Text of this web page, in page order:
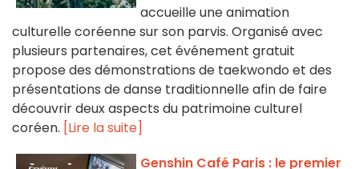
accueille une animation
culturelle coréenne sur son parvis. Organisé avec
plusieurs partenaires, cet événement gratuit
propose des démonstrations de taekwondo et des
présentations de danse traditionnelle afin de faire
découvrir deux aspects du patrimoine culturel
coréen. [Lire la suite]
Genshin Café Paris : le premier